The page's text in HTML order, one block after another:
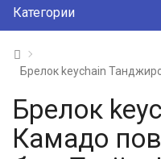
Категории
Брелок keychain
Брелок
Камадо